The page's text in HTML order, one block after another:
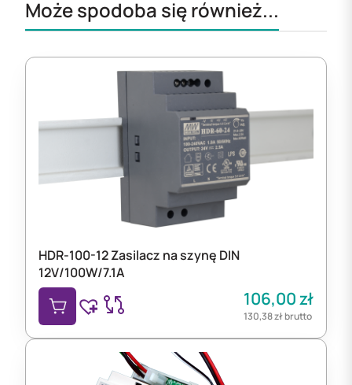
Może spodoba się również...
HDR-100-12 Zasilacz na szynę DIN
12V/100W/7.1A
106,00zł
130,38złbrutto